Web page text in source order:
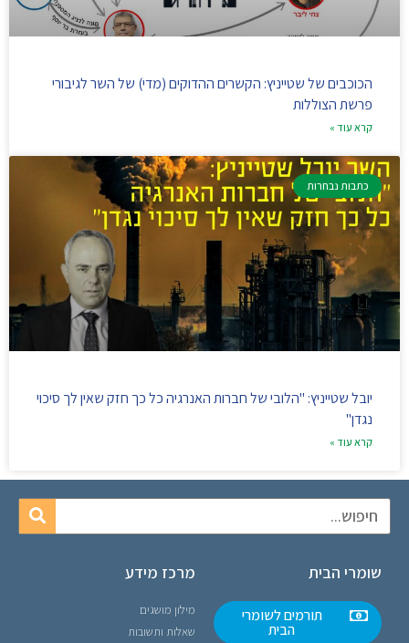
הכוכבים של שטייניץ: הקשרים ההדוקים (מדי) של השר לגיבורי
פרשת הצוללות
קרא עוד »
כתבות נבחרות
יובל שטייניץ: "הלובי של חברות האנרגיה כל כך חזק שאין לך סיכוי
נגדן"
קרא עוד »
שומרי הבית
תורמים לשומרי
הבית
מרכז מידע
מילון מושגים
שאלות ותשובות